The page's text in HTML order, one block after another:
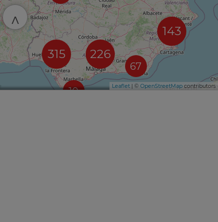
10
226
315
67
143
Leaflet | © OpenStreetMap contributors
^